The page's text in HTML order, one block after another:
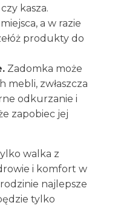
kasza.
a w razie
produkty do
Zadomka może
mebli, zwłaszcza
odkurzanie i
zapobiec jej
walka z
i komfort w
najlepsze
tylko